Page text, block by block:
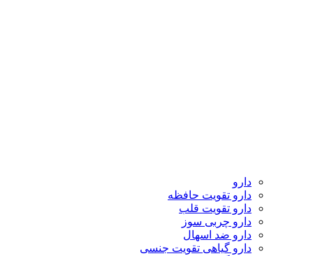
دارو
دارو تقویت حافظه
دارو تقویت قلب
دارو چربی سوز
دارو ضد اسهال
دارو گیاهی تقویت جنسی